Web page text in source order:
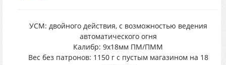
УСМ: двойного действия, с возможностью ведения
автоматического огня
Калибр: 9х18мм ПМ/ПММ
Вес без патронов: 1150 г с пустым магазином на 18